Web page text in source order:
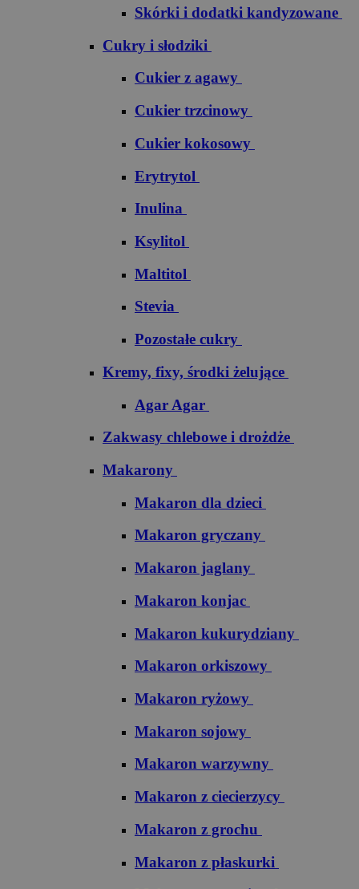
Skórki i dodatki kandyzowane
Cukry i słodziki
Cukier z agawy
Cukier trzcinowy
Cukier kokosowy
Erytrytol
Inulina
Ksylitol
Maltitol
Stevia
Pozostałe cukry
Kremy, fixy, środki żelujące
Agar Agar
Zakwasy chlebowe i drożdże
Makarony
Makaron dla dzieci
Makaron gryczany
Makaron jaglany
Makaron konjac
Makaron kukurydziany
Makaron orkiszowy
Makaron ryżowy
Makaron sojowy
Makaron warzywny
Makaron z ciecierzycy
Makaron z grochu
Makaron z płaskurki